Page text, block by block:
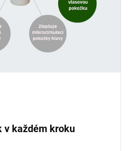
v každém kroku